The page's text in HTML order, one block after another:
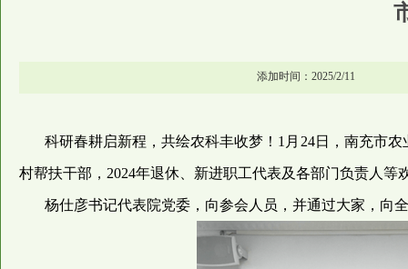
添加时间：2025/2/11
科研春耕启新程，共绘农科丰收梦！1月24日，南充市
村帮扶干部，2024年退休、新进职工代表及各部门负责人
杨仕彦书记代表院党委，向参会人员，并通过大家，向